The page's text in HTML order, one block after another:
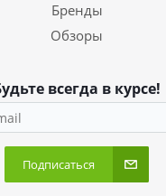
Бренды
Обзоры
всегда в курсе!
Подписаться